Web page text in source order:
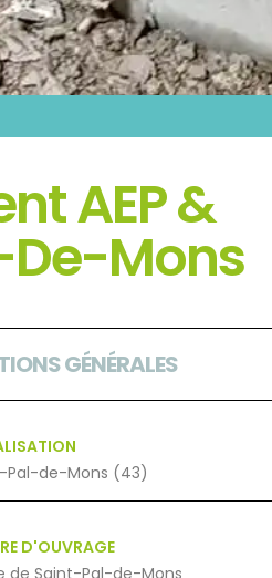
AEP &
De-Mons
GÉNÉRALES
Pal-de-Mons (43)
D'OUVRAGE
de Saint-Pal-de-Mons